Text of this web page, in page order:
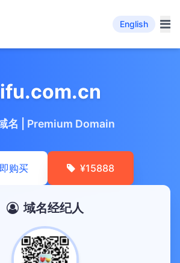
English
名 | Premium Domain
购买 ¥15888
域名经纪人